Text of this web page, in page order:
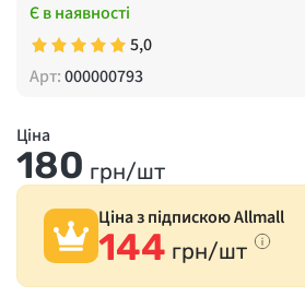
Є в наявності
5,0
Арт:000000793
Ціна
180 грн/шт
Ціна з підпискою Allmall
144 грн/шт